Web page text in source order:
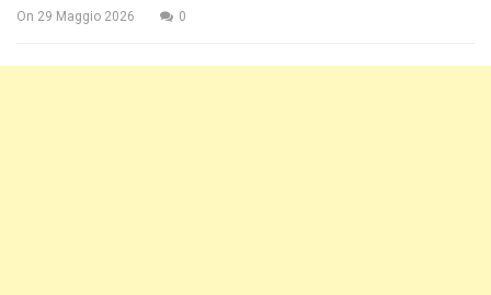
On 29 Maggio 2026 0